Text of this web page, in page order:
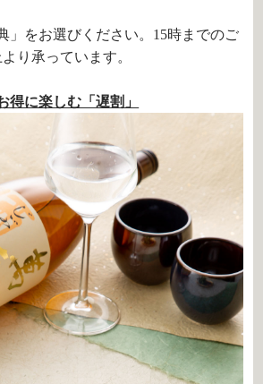
」をお選びください。15時までのご
り承っています。
得に楽しむ「遅割」